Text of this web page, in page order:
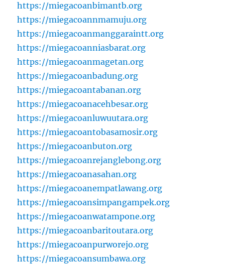
https://miegacoanbimantb.org
https://miegacoannmamuju.org
https://miegacoanmanggaraintt.org
https://miegacoanniasbarat.org
https://miegacoanmagetan.org
https://miegacoanbadung.org
https://miegacoantabanan.org
https://miegacoanacehbesar.org
https://miegacoanluwuutara.org
https://miegacoantobasamosir.org
https://miegacoanbuton.org
https://miegacoanrejanglebong.org
https://miegacoanasahan.org
https://miegacoanempatlawang.org
https://miegacoansimpangampek.org
https://miegacoanwatampone.org
https://miegacoanbaritoutara.org
https://miegacoanpurworejo.org
https://miegacoansumbawa.org